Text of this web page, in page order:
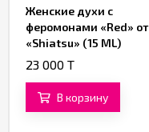
Женские духи с
феромонами «Red» от
«Shiatsu» (15 ML)
23 000 T
В корзину